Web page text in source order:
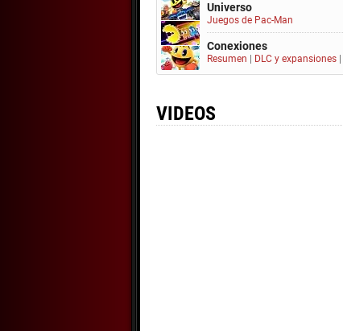
Universo
Juegos de Pac-Man
Conexiones
Resumen DLC y expansiones
VIDEOS